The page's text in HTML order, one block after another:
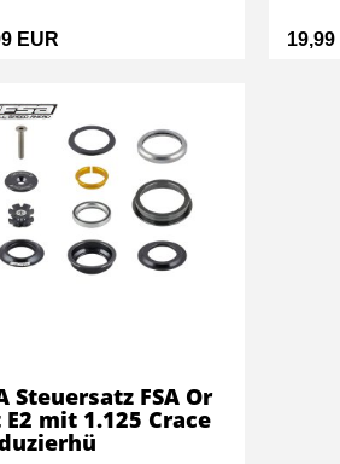
EUR 19,99
Steuersatz FSA Or
mit 1.125 Crace